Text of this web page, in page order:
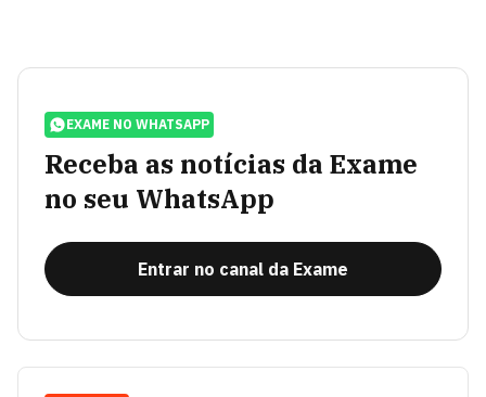
EXAME NO WHATSAPP
Receba as notícias da Exame
no seu WhatsApp
Entrar no canal da Exame